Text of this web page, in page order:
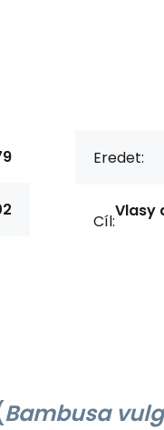
Eredet:
Cíl:
Vlasy
Bambusa